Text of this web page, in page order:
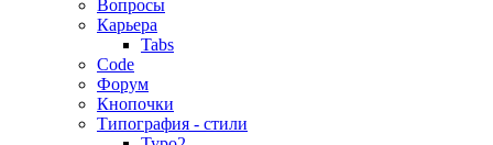
Вопросы
Карьера
Tabs
Code
Форум
Кнопочки
Типография - стили